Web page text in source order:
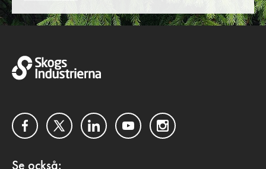
FacebookTwitterLinkedInYouTubeInstagram
Se också: